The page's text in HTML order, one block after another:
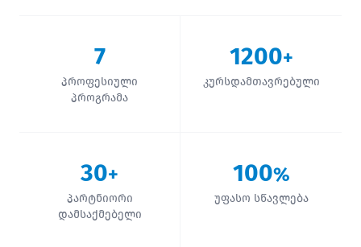
7
პროფესიული
პროგრამა
1200+
კურსდამთავრებული
30+
პარტნიორი
დამსაქმებელი
100%
უფასო სწავლება